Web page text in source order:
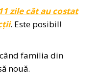
zile cât au costat
. Este posibil!
familia din
nouă.